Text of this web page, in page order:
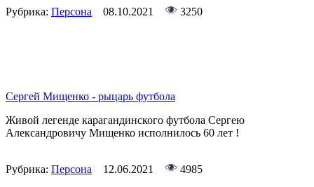
Рубрика: Персона 08.10.2021 3250
Сергей Мищенко - рыцарь футбола
Живой легенде карагандинского футбола Сергею
Александровичу Мищенко исполнилось 60 лет !
Рубрика: Персона 12.06.2021 4985